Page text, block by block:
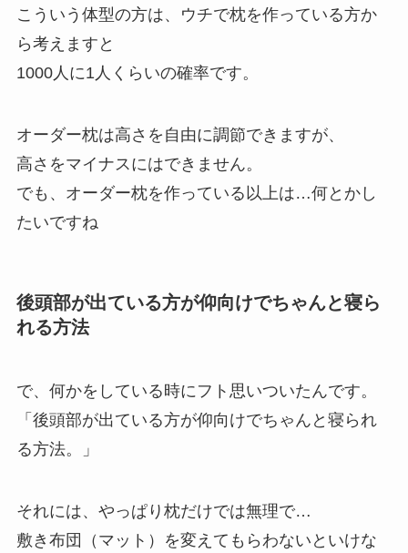
こういう体型の方は、ウチで枕を作っている方か
ら考えますと
1000人に1人くらいの確率です。
オーダー枕は高さを自由に調節できますが、
高さをマイナスにはできません。
でも、オーダー枕を作っている以上は…何とかし
たいですね
後頭部が出ている方が仰向けでちゃんと寝ら
れる方法
で、何かをしている時にフト思いついたんです。
「後頭部が出ている方が仰向けでちゃんと寝られ
る方法。」
それには、やっぱり枕だけでは無理で…
敷き布団（マット）を変えてもらわないといけな